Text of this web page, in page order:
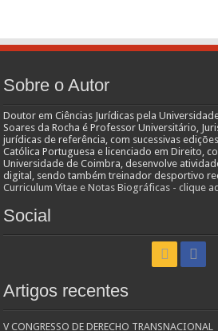
Sobre o Autor
Doutor em Ciências Jurídicas pela
Soares da Rocha é Professor Universitário,
jurídicas de referência, com sucessivas
Católica Portuguesa e licenciado em Direito,
Universidade de Coimbra, desenvolve
digital, sendo também treinador desportivo
Curriculum Vitae e Notas Biográficas - clique
Social
Artigos recentes
V CONGRESSO DE DERECHO TRANSNACIONAL